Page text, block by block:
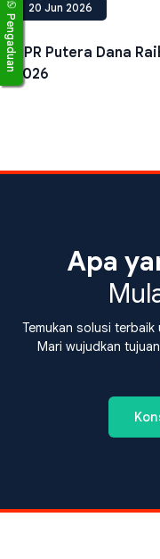
20 Jun 2026
BPR Putera Dana
2026
Pengaduan
Apa
Temukan solusi
Mari wujudkan